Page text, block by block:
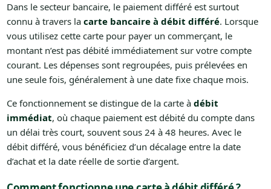
Dans le secteur bancaire, le paiement différé est surtout
connu à travers la carte bancaire à débit différé. Lorsque
vous utilisez cette carte pour payer un commerçant, le
montant n’est pas débité immédiatement sur votre compte
courant. Les dépenses sont regroupées, puis prélevées en
une seule fois, généralement à une date fixe chaque mois.
Ce fonctionnement se distingue de la carte à débit
immédiat, où chaque paiement est débité du compte dans
un délai très court, souvent sous 24 à 48 heures. Avec le
débit différé, vous bénéficiez d’un décalage entre la date
d’achat et la date réelle de sortie d’argent.